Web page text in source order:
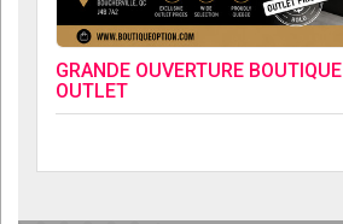
GRANDE OUVERTURE
OUTLET